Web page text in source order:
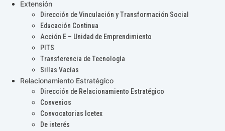
Extensión
Dirección de Vinculación y Transformación Social
Educación Continua
Acción E – Unidad de Emprendimiento
PITS
Transferencia de Tecnología
Sillas Vacías
Relacionamiento Estratégico
Dirección de Relacionamiento Estratégico
Convenios
Convocatorias Icetex
De interés